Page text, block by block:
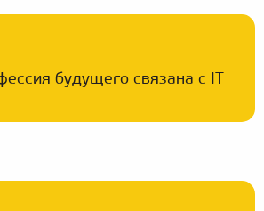
будущего связана с IT